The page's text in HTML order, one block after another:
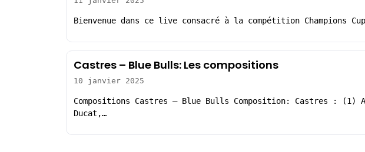
Bienvenue dans ce live consacré à la compétition Champions
Castres – Blue Bulls: Les compositions
10 janvier 2025
Compositions Castres – Blue Bulls Composition: Castres :
Ducat,…